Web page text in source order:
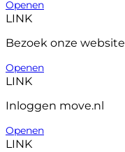
Openen
LINK
Bezoek onze website
Openen
LINK
Inloggen move.nl
Openen
LINK